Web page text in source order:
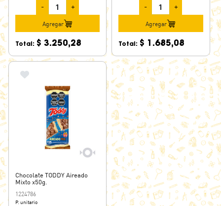
- +
Agregar
Total: $ 3.250,28
- +
Agregar
Total: $ 1.685,08
Chocolate TODDY Aireado
Mixto x50g.
1224786
P. unitario